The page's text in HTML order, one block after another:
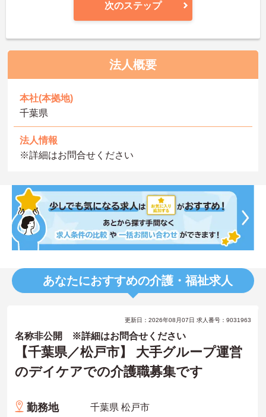
次のステップ
法人概要
本社(本拠地)
千葉県
法人情報
※詳細はお問合せください
あなたにおすすめの介護・福祉求人
更新日：2026年08月07日 求人番号：9031963
名称非公開 ※詳細はお問合せください
【千葉県／松戸市】 大手グループ運営
のデイケアでの介護職募集です
勤務地 千葉県 松戸市